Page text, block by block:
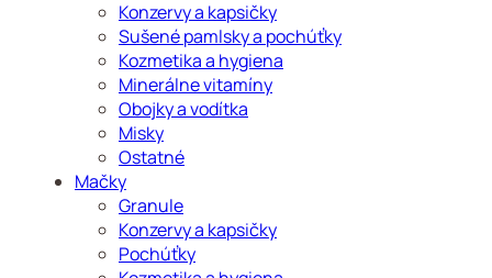
Konzervy a kapsičky
Sušené pamlsky a pochúťky
Kozmetika a hygiena
Minerálne vitamíny
Obojky a vodítka
Misky
Ostatné
Mačky
Granule
Konzervy a kapsičky
Pochúťky